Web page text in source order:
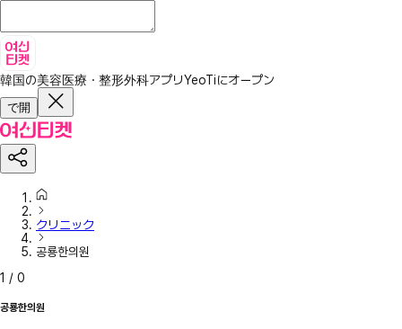
韓国の美容医療・整形外科アプリYeoTiにオープン
で開
クリニック
공룡한의원
1 / 0
공룡한의원